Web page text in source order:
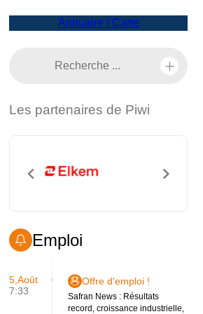
Annuaire / Carte
Les partenaires de Piwi
Emploi
5,Août
7:33
Offre d'emploi !
Safran News : Résultats
record, croissance industrielle,